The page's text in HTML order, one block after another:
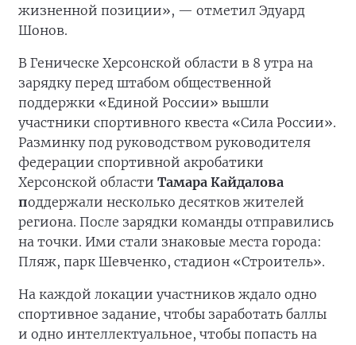
жизненной позиции», — отметил Эдуард
Шонов.
В Геническе Херсонской области в 8 утра на
зарядку перед штабом общественной
поддержки «Единой России» вышли
участники спортивного квеста «Сила России».
Разминку под руководством руководителя
федерации спортивной акробатики
Херсонской области Тамара Кайдалова
поддержали несколько десятков жителей
региона. После зарядки команды отправились
на точки. Ими стали знаковые места города:
Пляж, парк Шевченко, стадион «Строитель».
На каждой локации участников ждало одно
спортивное задание, чтобы заработать баллы
и одно интеллектуальное, чтобы попасть на